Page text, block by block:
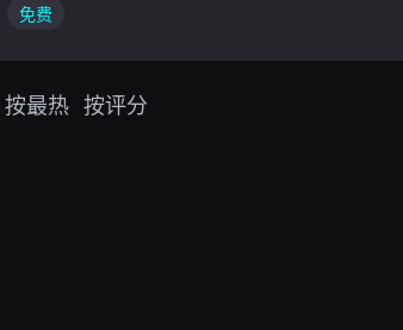
免费
按最热 按评分